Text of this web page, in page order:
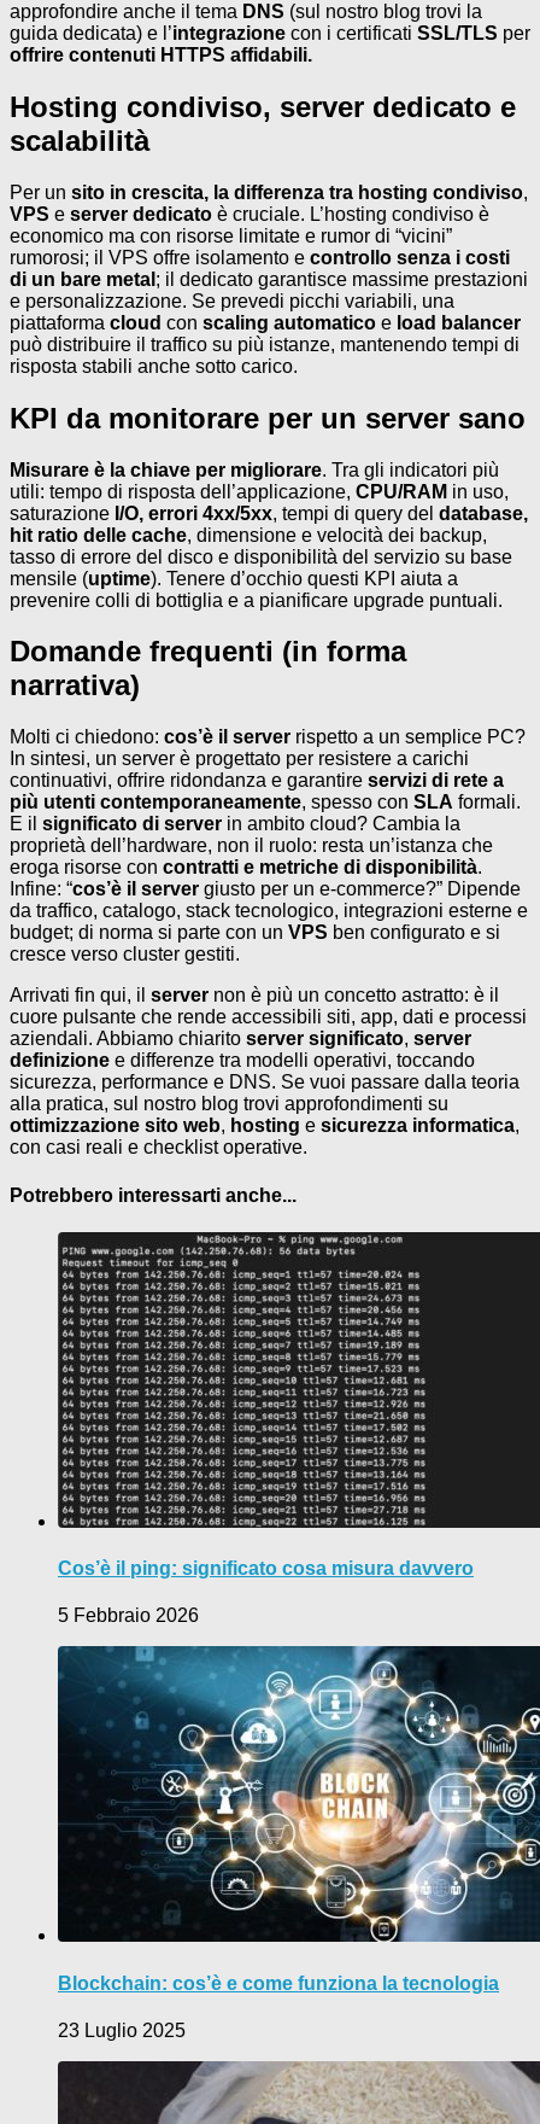
approfondire anche il tema DNS (sul nostro blog trovi la
guida dedicata) e l’integrazione con i certificati SSL/TLS per
offrire contenuti HTTPS affidabili.
Hosting condiviso, server dedicato e
scalabilità
Per un sito in crescita, la differenza tra hosting condiviso,
VPS e server dedicato è cruciale. L’hosting condiviso è
economico ma con risorse limitate e rumor di “vicini”
rumorosi; il VPS offre isolamento e controllo senza i costi
di un bare metal ; il dedicato garantisce massime prestazioni
e personalizzazione. Se prevedi picchi variabili, una
piattaforma cloud con scaling automatico e load balancer
può distribuire il traffico su più istanze, mantenendo tempi di
risposta stabili anche sotto carico.
KPI da monitorare per un server sano
Misurare è la chiave per migliorare. Tra gli indicatori più
utili: tempo di risposta dell’applicazione, CPU/RAM in uso,
saturazione I/O, errori 4xx/5xx, tempi di query del database,
hit ratio delle cache, dimensione e velocità dei backup,
tasso di errore del disco e disponibilità del servizio su base
mensile (uptime). Tenere d’occhio questi KPI aiuta a
prevenire colli di bottiglia e a pianificare upgrade puntuali.
Domande frequenti (in forma
narrativa)
Molti ci chiedono: cos’è il server rispetto a un semplice PC?
In sintesi, un server è progettato per resistere a carichi
continuativi, offrire ridondanza e garantire servizi di rete a
più utenti contemporaneamente, spesso con SLA formali.
E il significato di server in ambito cloud? Cambia la
proprietà dell’hardware, non il ruolo: resta un’istanza che
eroga risorse con contratti e metriche di disponibilità.
Infine: “cos’è il server giusto per un e-commerce?” Dipende
da traffico, catalogo, stack tecnologico, integrazioni esterne e
budget; di norma si parte con un VPS ben configurato e si
cresce verso cluster gestiti.
Arrivati fin qui, il server non è più un concetto astratto: è il
cuore pulsante che rende accessibili siti, app, dati e processi
aziendali. Abbiamo chiarito server significato, server
definizione e differenze tra modelli operativi, toccando
sicurezza, performance e DNS. Se vuoi passare dalla teoria
alla pratica, sul nostro blog trovi approfondimenti su
ottimizzazione sito web, hosting e sicurezza informatica,
con casi reali e checklist operative.
Potrebbero interessarti anche...
Cos’è il ping: significato cosa misura davvero
5 Febbraio 2026
Blockchain: cos’è e come funziona la tecnologia
23 Luglio 2025